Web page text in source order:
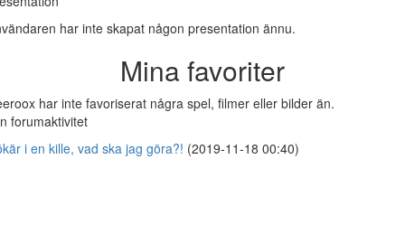
har inte skapat någon presentation ännu.
Mina favoriter
har inte favoriserat några spel, filmer eller bilder än.
forumaktivitet
i en kille, vad ska jag göra?! (2019-11-18 00:40)